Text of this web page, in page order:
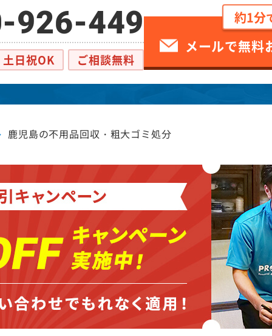
926-449
土日祝OK ご相談無料
約1分
メールで無料
鹿児島の不用品回収・粗大ゴミ処分